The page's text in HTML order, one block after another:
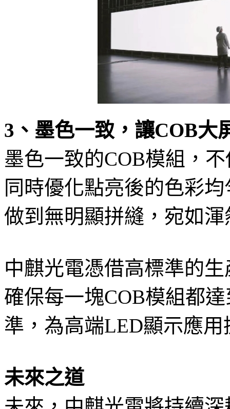
3、墨色一致，讓COB大
墨色一致的COB模組，
同時優化點亮後的色彩
做到無明顯拼縫，宛如
中麒光電憑借高標準的
確保每一塊COB模組都
準，為高端LED顯示應
未來之道